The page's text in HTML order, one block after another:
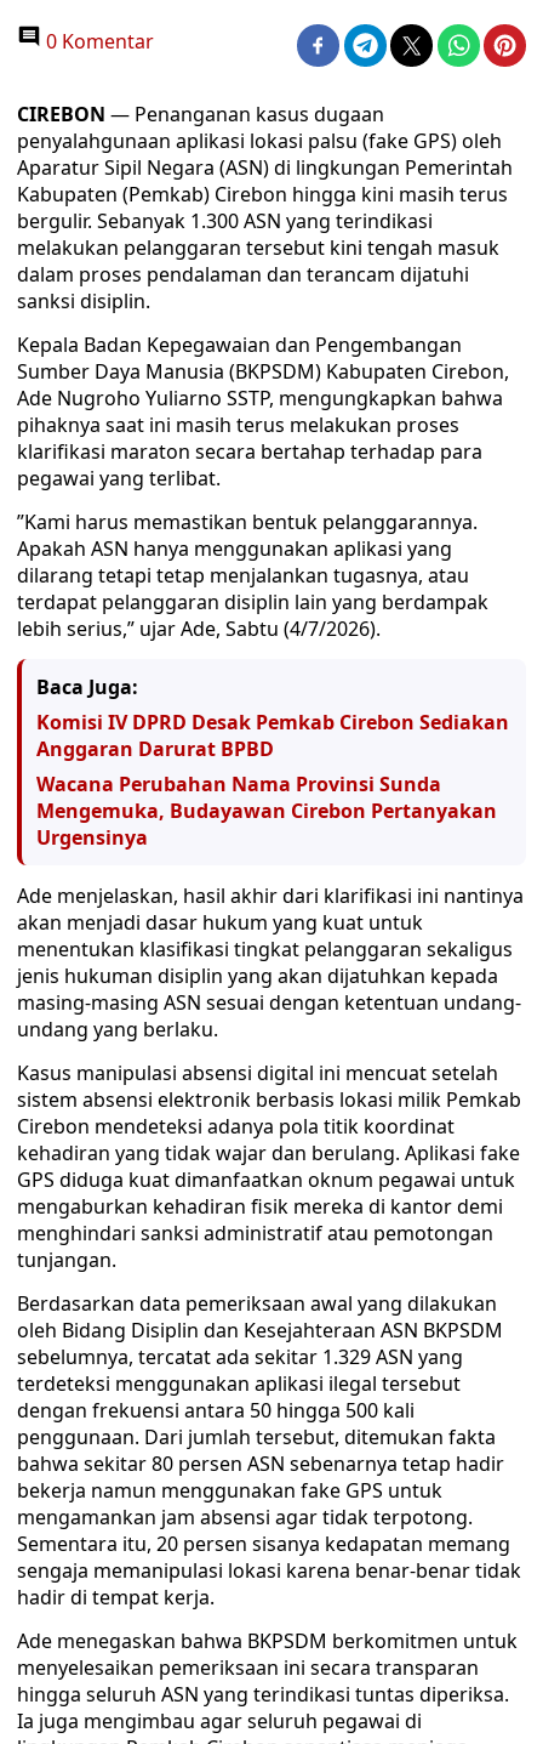
0 Komentar
CIREBON — Penanganan kasus dugaan
penyalahgunaan aplikasi lokasi palsu (fake GPS) oleh
Aparatur Sipil Negara (ASN) di lingkungan Pemerintah
Kabupaten (Pemkab) Cirebon hingga kini masih terus
bergulir. Sebanyak 1.300 ASN yang terindikasi
melakukan pelanggaran tersebut kini tengah masuk
dalam proses pendalaman dan terancam dijatuhi
sanksi disiplin.
​Kepala Badan Kepegawaian dan Pengembangan
Sumber Daya Manusia (BKPSDM) Kabupaten Cirebon,
Ade Nugroho Yuliarno SSTP, mengungkapkan bahwa
pihaknya saat ini masih terus melakukan proses
klarifikasi maraton secara bertahap terhadap para
pegawai yang terlibat.
​”Kami harus memastikan bentuk pelanggarannya.
Apakah ASN hanya menggunakan aplikasi yang
dilarang tetapi tetap menjalankan tugasnya, atau
terdapat pelanggaran disiplin lain yang berdampak
lebih serius,” ujar Ade, Sabtu (4/7/2026).
Baca Juga:
Komisi IV DPRD Desak Pemkab Cirebon Sediakan
Anggaran Darurat BPBD
Wacana Perubahan Nama Provinsi Sunda
Mengemuka, Budayawan Cirebon Pertanyakan
Urgensinya
​Ade menjelaskan, hasil akhir dari klarifikasi ini nantinya
akan menjadi dasar hukum yang kuat untuk
menentukan klasifikasi tingkat pelanggaran sekaligus
jenis hukuman disiplin yang akan dijatuhkan kepada
masing-masing ASN sesuai dengan ketentuan undang-
undang yang berlaku.
​Kasus manipulasi absensi digital ini mencuat setelah
sistem absensi elektronik berbasis lokasi milik Pemkab
Cirebon mendeteksi adanya pola titik koordinat
kehadiran yang tidak wajar dan berulang. Aplikasi fake
GPS diduga kuat dimanfaatkan oknum pegawai untuk
mengaburkan kehadiran fisik mereka di kantor demi
menghindari sanksi administratif atau pemotongan
tunjangan.
​Berdasarkan data pemeriksaan awal yang dilakukan
oleh Bidang Disiplin dan Kesejahteraan ASN BKPSDM
sebelumnya, tercatat ada sekitar 1.329 ASN yang
terdeteksi menggunakan aplikasi ilegal tersebut
dengan frekuensi antara 50 hingga 500 kali
penggunaan. Dari jumlah tersebut, ditemukan fakta
bahwa sekitar 80 persen ASN sebenarnya tetap hadir
bekerja namun menggunakan fake GPS untuk
mengamankan jam absensi agar tidak terpotong.
Sementara itu, 20 persen sisanya kedapatan memang
sengaja memanipulasi lokasi karena benar-benar tidak
hadir di tempat kerja.
​Ade menegaskan bahwa BKPSDM berkomitmen untuk
menyelesaikan pemeriksaan ini secara transparan
hingga seluruh ASN yang terindikasi tuntas diperiksa.
Ia juga mengimbau agar seluruh pegawai di